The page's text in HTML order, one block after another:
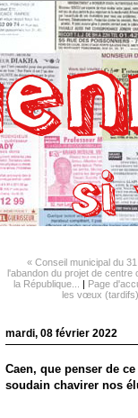
« Conseil municipal du
l'abandon du projet de centre
la République...
| Page
les vœux (tardifs)
mardi, 08 février 2022
Caen, que penser de
soudain chavirer nos